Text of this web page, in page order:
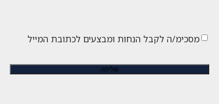
מסכימ/ה לקבל הנחות ומבצעים לכתובת המייל